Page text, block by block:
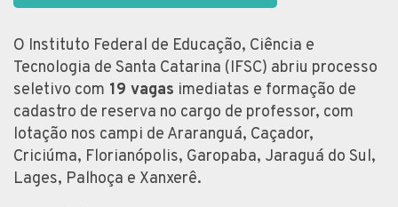
O Instituto Federal de Educação, Ciência e
Tecnologia de Santa Catarina (IFSC) abriu processo
seletivo com 19 vagas imediatas e formação de
cadastro de reserva no cargo de professor, com
lotação nos campi de Araranguá, Caçador,
Criciúma, Florianópolis, Garopaba, Jaraguá do Sul,
Lages, Palhoça e Xanxerê.